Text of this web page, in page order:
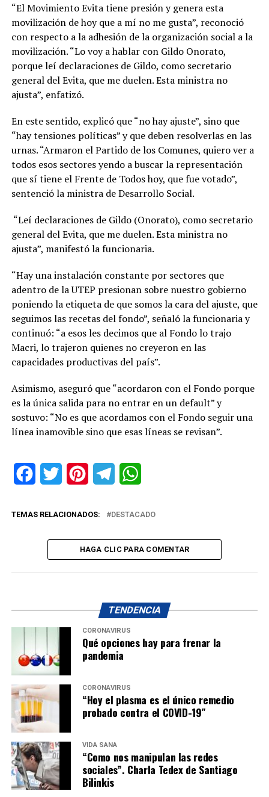
“El Movimiento Evita tiene presión y genera esta
movilización de hoy que a mí no me gusta”, reconoció
con respecto a la adhesión de la organización social a la
movilización. “Lo voy a hablar con Gildo Onorato,
porque leí declaraciones de Gildo, como secretario
general del Evita, que me duelen. Esta ministra no
ajusta”, enfatizó.
En este sentido, explicó que “no hay ajuste”, sino que
“hay tensiones políticas” y que deben resolverlas en las
urnas. “Armaron el Partido de los Comunes, quiero ver a
todos esos sectores yendo a buscar la representación
que sí tiene el Frente de Todos hoy, que fue votado”,
sentenció la ministra de Desarrollo Social.
“Leí declaraciones de Gildo (Onorato), como secretario
general del Evita, que me duelen. Esta ministra no
ajusta”, manifestó la funcionaria.
“Hay una instalación constante por sectores que
adentro de la UTEP presionan sobre nuestro gobierno
poniendo la etiqueta de que somos la cara del ajuste, que
seguimos las recetas del fondo”, señaló la funcionaria y
continuó: “a esos les decimos que al Fondo lo trajo
Macri, lo trajeron quienes no creyeron en las
capacidades productivas del país”.
Asimismo, aseguró que “acordaron con el Fondo porque
es la única salida para no entrar en un default” y
sostuvo: “No es que acordamos con el Fondo seguir una
línea inamovible sino que esas líneas se revisan”.
FacebookTwitter PinterestTelegram
TEMAS RELACIONADOS: DESTACADO
HAGA CLIC PARA COMENTAR
TENDENCIA
CORONAVIRUS
Qué opciones hay para frenar la
pandemia
CORONAVIRUS
“Hoy el plasma es el único remedio
probado contra el COVID-19″
VIDA SANA
“Como nos manipulan las redes
sociales”. Charla Tedex de Santiago
Bilinkis